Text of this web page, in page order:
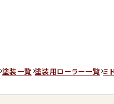
塗装一覧 塗装用ローラー一覧 ミ